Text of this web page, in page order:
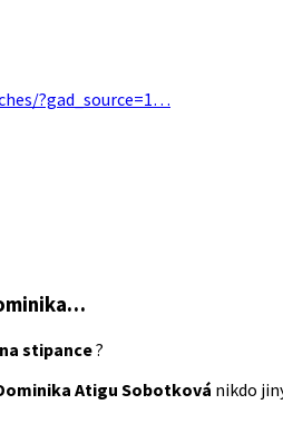
?gad_source=1…
stipance?
Atigu Sobotková nikdo